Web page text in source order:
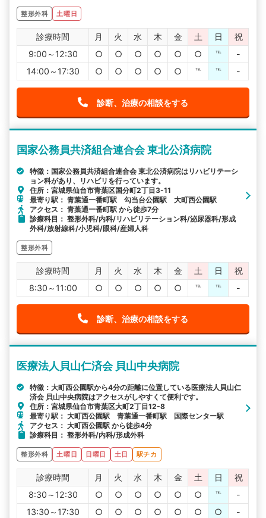
整形外科 土曜日
診療時間 月 火 水 木 金 土 日
祝
9:00～12:30
○ ○ ○ ○ ○ ○ ℡
-
14:00～17:30
○ ○ ○ ○ ○ ℡ ℡ -
診断、治療の相談をする
国家公務員共済組合連合会 東北公済病院
特徴：国家公務員共済組合連合会 東北公済病院はリハビリテーシ
ョン科があり、リハビリを行っています。
住所：宮城県仙台市青葉区国分町2丁目3-11
最寄り駅： 青葉通一番町駅 勾当台公園駅 大町西公園駅
アクセス： 青葉通一番町駅 から徒歩7分
診療科目： 整形外科/内科/リハビリテーション科/泌尿器科/形成
外科/放射線科/小児科/眼科/産婦人科
整形外科
診療時間 月 火 水 木 金 土 日
祝
8:30～11:00
○ ○ ○ ○ ○ ℡ ℡ -
診断、治療の相談をする
医療法人貝山仁済会 貝山中央病院
特徴：大町西公園駅から4分の距離に位置している医療法人貝山仁
済会 貝山中央病院はアクセスがしやすくて便利です。
住所：宮城県仙台市青葉区大町2丁目12-8
最寄り駅： 大町西公園駅 青葉通一番町駅 国際センター駅
アクセス： 大町西公園駅 から徒歩4分
診療科目： 整形外科/内科/形成外科
整形外科 土曜日 日曜日 土日 駅チカ
診療時間 月 火 水 木 金 土 日
祝
8:30～12:30
○ ○ ○ ○ ○ ○ ℡
-
13:30～17:30
○ ○ ○ ○ ○ ○ ○ -